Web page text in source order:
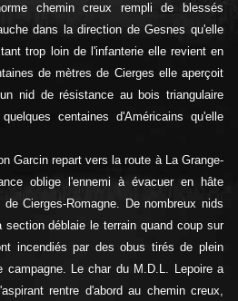
chemin creux rempli de blessés
dans la direction de Gesnes qu'elle
trop loin de l'infanterie elle revient en
de mètres de Cierges elle aperçoit
nid de résistance au bois triangulaire
centaines d'Américains qu'elle
Garcin repart vers la route à La Grange-
oblige l'ennemi à évacuer en hâte
Cierges-Romagne. De nombreux nids
déblaie le terrain quand coup sur
incendiés par des obus tirés de plein
campagne. Le char du M.D.L. Lepoire a
rentre d'abord au chemin creux,